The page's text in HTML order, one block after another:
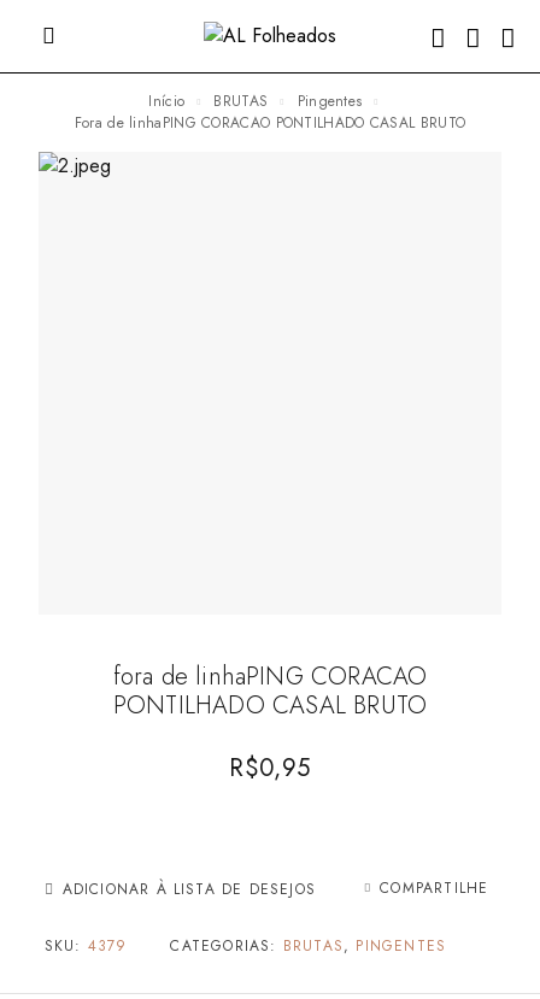
Início BRUTAS
Pingentes
fora de linhaPING CORACAO PONTILHADO CASAL BRUTO
fora de linhaPING CORACAO
PONTILHADO CASAL BRUTO
R$0,95
ADICIONAR À LISTA DE DESEJOS COMPARTILHE
SKU: 4379 CATEGORIAS: BRUTAS, PINGENTES